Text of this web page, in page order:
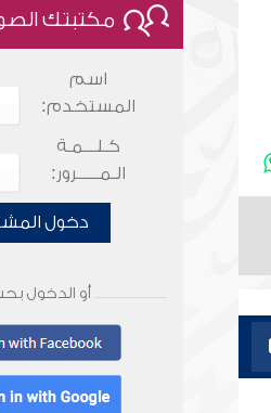
مكتبتك
اسم
المستخدم:
كـلـــمـة
الـمـــــرور:
دخول
أو الدخول